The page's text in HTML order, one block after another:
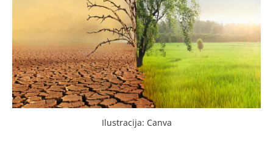
Ilustracija: Canva